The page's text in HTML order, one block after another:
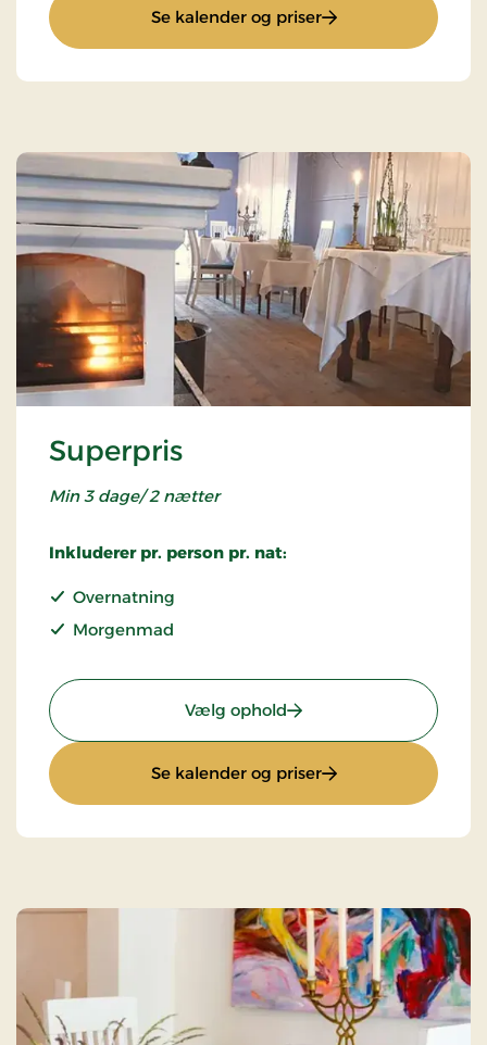
Se kalender og priser: Standardpris
Superpris
Min 3 dage/ 2 nætter
Inkluderer pr. person pr. nat:
Overnatning
Morgenmad
Vælg ophold: Superpris
Se kalender og priser: Superpris